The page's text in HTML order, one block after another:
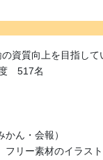
質向上を目指して
517名
ん・会報）
リー素材のイラスト